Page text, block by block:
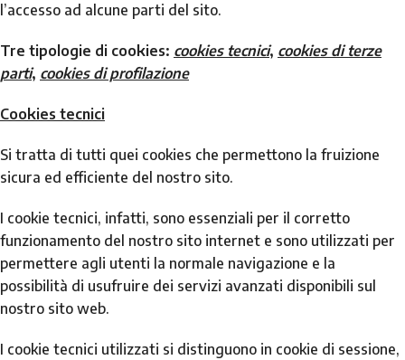
l’accesso ad alcune parti del sito.
Tre tipologie di cookies: cookies tecnici, cookies di terze
parti, cookies di profilazione
Cookies tecnici
Si tratta di tutti quei cookies che permettono la fruizione
sicura ed efficiente del nostro sito.
I cookie tecnici, infatti, sono essenziali per il corretto
funzionamento del nostro sito internet e sono utilizzati per
permettere agli utenti la normale navigazione e la
possibilità di usufruire dei servizi avanzati disponibili sul
nostro sito web.
I cookie tecnici utilizzati si distinguono in cookie di sessione,